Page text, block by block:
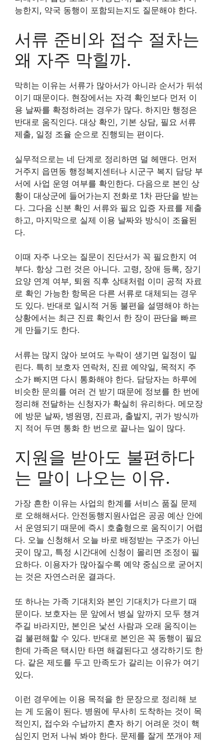
능한지, 약국 동행이 포함되는지도 질문해야 한다.
서류 준비와 접수 절차는
왜 자주 막힐까.
막히는 이유는 서류가 많아서가 아니라 순서가 뒤섞
이기 때문이다. 현장에서는 자격 확인보다 먼저 이
용 날짜를 확정하려는 경우가 많다. 하지만 행정은
반대로 움직인다. 대상 확인, 기본 상담, 필요 서류
제출, 일정 조율 순으로 진행되는 편이다.
실무적으로는 네 단계로 정리하면 덜 헤맨다. 먼저
거주지 읍면동 행정복지센터나 시군구 복지 담당 부
서에 사업 운영 여부를 확인한다. 다음으로 본인 상
황이 대상군에 들어가는지 전화로 1차 판단을 받는
다. 그다음 신분 확인 서류와 필요 입증 자료를 제출
하고, 마지막으로 실제 이용 날짜와 방식이 조율된
다.
이때 자주 나오는 질문이 진단서가 꼭 필요한지 여
부다. 항상 그런 것은 아니다. 고령, 장애 등록, 장기
요양 연계 여부, 퇴원 직후 상태처럼 이미 공적 자료
로 확인 가능한 항목은 다른 서류로 대체되는 경우
도 있다. 반대로 일시적 거동 불편을 설명해야 하는
상황에서는 최근 진료 확인서 한 장이 판단을 빠르
게 만들기도 한다.
서류는 많지 않아 보여도 누락이 생기면 일정이 밀
린다. 특히 보호자 연락처, 진료 예약일, 목적지 주
소가 빠지면 다시 통화해야 한다. 담당자는 하루에
비슷한 문의를 여러 건 받기 때문에 정보를 한 번에
정리해 전달하는 신청자가 확실히 유리하다. 메모장
에 방문 날짜, 병원명, 진료과, 출발지, 귀가 방식까
지 적어 두면 통화 한 번으로 끝나는 일이 많다.
지원을 받아도 불편하다
는 말이 나오는 이유.
가장 흔한 이유는 사업의 한계를 서비스 품질 문제
로 오해해서다. 안전동행지원사업은 공공 예산 안에
서 운영되기 때문에 즉시 호출형으로 움직이기 어렵
다. 오늘 신청해서 오늘 바로 배정받는 구조가 아닌
곳이 많고, 특정 시간대에 신청이 몰리면 조정이 필
요하다. 이용자가 많아질수록 예약 중심으로 굳어지
는 것은 자연스러운 결과다.
또 하나는 가족 기대치와 본인 기대치가 다르기 때
문이다. 보호자는 문 앞에서 병실 앞까지 모두 챙겨
주길 바라지만, 본인은 낯선 사람과 오래 움직이는
걸 불편해할 수 있다. 반대로 본인은 꼭 동행이 필요
한데 가족은 택시만 타면 해결된다고 생각하기도 한
다. 같은 제도를 두고 만족도가 갈리는 이유가 여기
있다.
이런 경우에는 이용 목적을 한 문장으로 정리해 보
는 게 도움이 된다. 병원에 무사히 도착하는 것이 목
적인지, 접수와 수납까지 혼자 하기 어려운 것이 핵
심인지 먼저 나눠 봐야 한다. 문제를 잘게 쪼개야 제